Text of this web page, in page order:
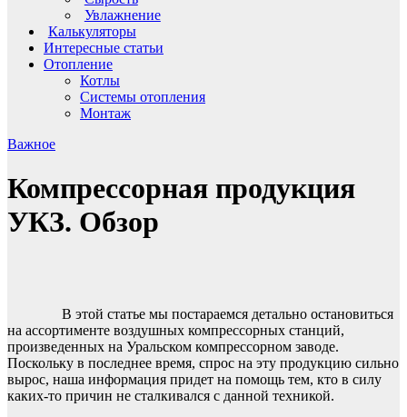
Увлажнение
Калькуляторы
Интересные статьи
Отопление
Котлы
Системы отопления
Монтаж
Важное
Компрессорная продукция
УКЗ. Обзор
В этой статье мы постараемся детально остановиться
на ассортименте воздушных компрессорных станций,
произведенных на Уральском компрессорном заводе.
Поскольку в последнее время, спрос на эту продукцию сильно
вырос, наша информация придет на помощь тем, кто в силу
каких-то причин не сталкивался с данной техникой.